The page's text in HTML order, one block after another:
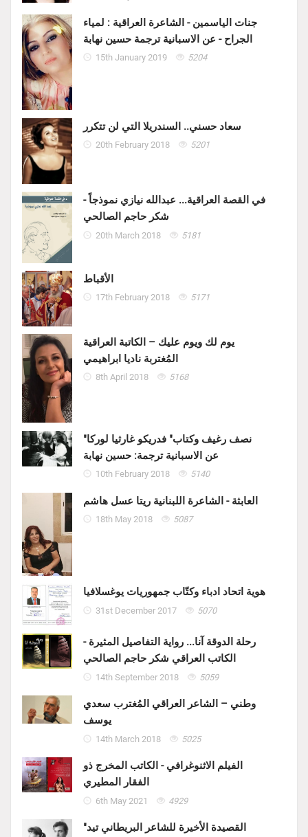
جنات الياسمين - الشاعرة العراقية : لمياء
الجراح - عن الاسبانية ترجمة حسين نهابة
15th January 2019 5204
سعاد حسني.. السندريلا التي لن تتكرر
20th February 2018 5201
في القصة العراقية... عبدالله نيازي نموذجاً -
شكر حاجم الصالحي
20th March 2018 5181
الأقباط
17th February 2018 5171
يوم لك ويوم عليك – الكاتبة العراقية
المُغتربة ناديا ابراهيمي
8th April 2018 5168
"نصف رغيف وكتاب" فدريكو غارثيا لوركا
عن الاسبانية ترجمة: حسين نهابة
10th February 2018 5140
العابثة - الشاعرة اللبنانية ريتا عسل هاشم
18th May 2018 5087
هوية اتحاد ادباء وكتّاب جمهوريات يوغسلافيا
31st December 2017 5070
رحلة الدوقة آنا... رواية التفاصيل المثيرة -
الكاتب العراقي شكر حاجم الصالحي
14th September 2018 5059
وطني – الشاعر العراقي المُغترب سعدي
يوسف
14th March 2018 5025
الفيلم الاثنوغرافي - الكاتب المخرج ذو
الفقار المطيري
6th May 2021 4929
"القصيدة الأخيرة للشاعر البريطاني تيد